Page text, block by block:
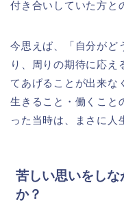
付き合いしていた方と
今思えば、「自分がど
り、周りの期待に応え
てあげることが出来な
生きること・働くこと
った当時は、まさに人
苦しい思いをし
か？